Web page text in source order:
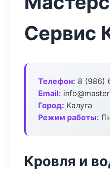
Сервис
Телефон: 8 (986)
Email:
Город: Калуга
Режим работы:
Кровля и